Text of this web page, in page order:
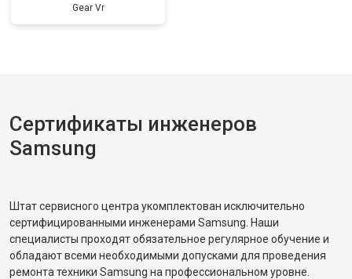
Gear Vr
Сертификаты инженеров
Samsung
Штат сервисного центра укомплектован исключительно
сертифицированными инженерами Samsung. Наши
специалисты проходят обязательное регулярное обучение и
обладают всеми необходимыми допусками для проведения
ремонта техники Samsung на профессиональном уровне.